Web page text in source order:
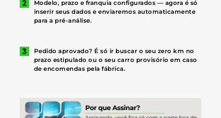
Modelo, prazo e franquia configurados — agora é só
inserir seus dados e enviaremos automaticamente
para a pré-análise.
Pedido aprovado? É só ir buscar o seu zero km no
prazo estipulado ou o seu carro provisório em caso
de encomendas pela fábrica.